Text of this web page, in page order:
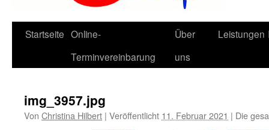
Zum
Startseite Online-
Terminvereinbarung
Über
uns
Leistungen
img_3957.jpg
Von Christina Hilbert | Veröffentlicht 11. Februar 2021 | Die